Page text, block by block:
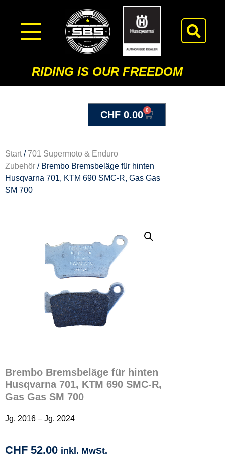
RIDING IS OUR FREEDOM
CHF 0.00 0
Start / 701 Supermoto & Enduro
Zubehör / Brembo Bremsbeläge für hinten
Husqvarna 701, KTM 690 SMC-R, Gas Gas
SM 700
Brembo Bremsbeläge für hinten
Husqvarna 701, KTM 690 SMC-R,
Gas Gas SM 700
Jg. 2016 – Jg. 2024
CHF 52.00 inkl. MwSt.